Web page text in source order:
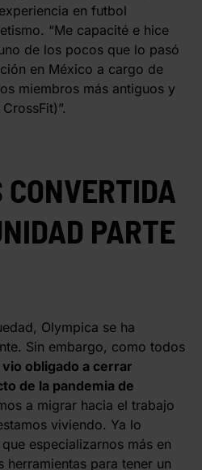
en futbol
“Me capacité e hice
de los pocos que lo pasó
en México a cargo de
miembros más antiguos y
PARTE
Olympica se ha
Sin embargo, como todos
vio obligado a cerrar
de la pandemia de
a migrar hacia el trabajo
viviendo. Ya lo
especializarnos más en
herramientas para tener un